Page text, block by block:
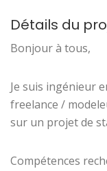
Détails du
Bonjour à tous,
Je suis ingénieur
freelance /
sur un projet de
Compétences